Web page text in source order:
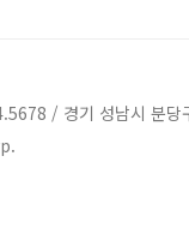
/ 경기 성남시 분당